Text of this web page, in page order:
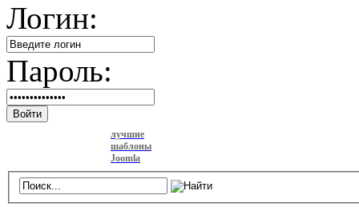
Логин:
Пароль:
Войти
лучшие
шаблоны
Joomla